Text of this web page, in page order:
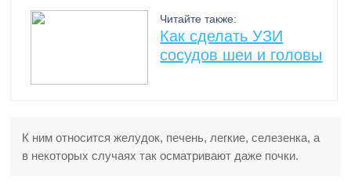
Читайте также:
Как сделать УЗИ
сосудов шеи и головы
К ним относится желудок, печень, легкие, селезенка, а
в некоторых случаях так осматривают даже почки.